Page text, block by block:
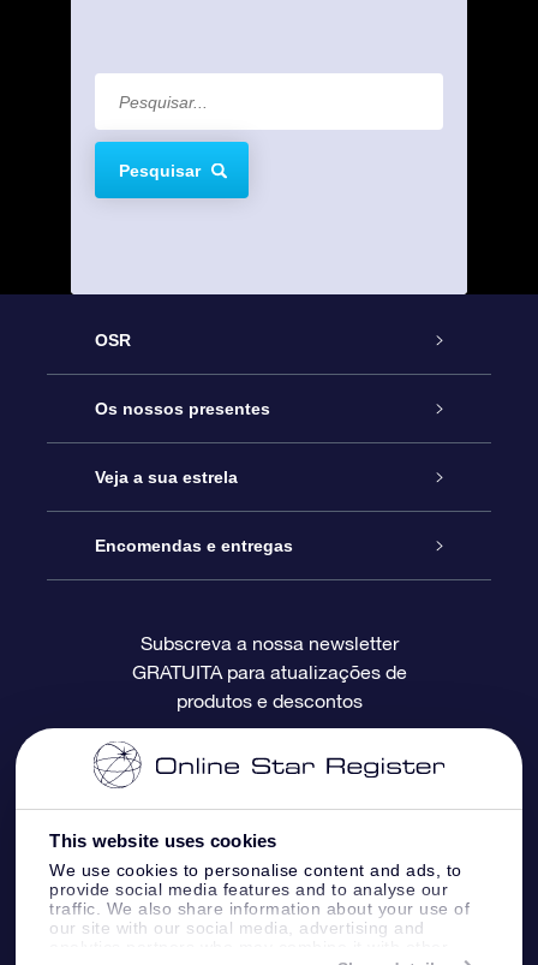
This website uses cookies
We use cookies to personalise content and ads, to
provide social media features and to analyse our
traffic. We also share information about your use of
our site with our social media, advertising and
Pesquisar
OSR
Serviço
Contactos
O Blog
Avaliações
Os nossos presentes
Prenda Star Online
Pacote Prenda OSR
O Cartão Presente OSR
Presentes corporativos
Veja a sua estrela
Registo de Estrela
Página de Estrela personalizada
Um Milhão de Estrelas
OSR screensaver de estrela
App RV fly me to the stars
Encomendas e entregas
Informação de pagamento
Informação de envio
Política de Devolução
Constelações
Subscreva a nossa newsletter
GRATUITA para atualizações de
produtos e descontos